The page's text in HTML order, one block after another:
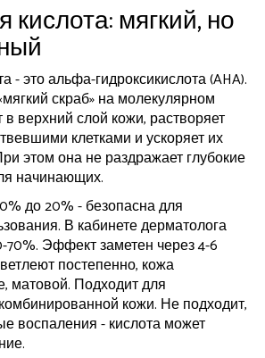
кислота: мягкий, но
- это альфа-гидроксикислота (AHA).
скраб» на молекулярном
верхний слой кожи, растворяет
клетками и ускоряет их
этом она не раздражает глубокие
начинающих.
до 20% - безопасна для
В кабинете дерматолога
70%. Эффект заметен через 4-6
постепенно, кожа
матовой. Подходит для
кожи. Не подходит,
воспаления - кислота может